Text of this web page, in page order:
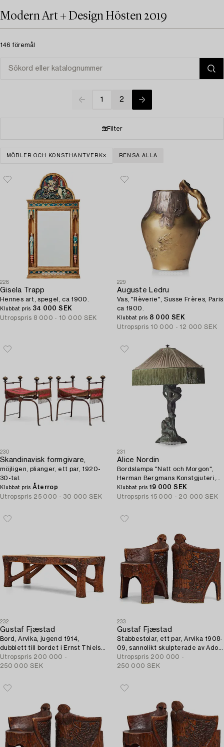
Modern Art + Design Hösten 2019
146 föremål
1 2
Filter
MÖBLER OCH KONSTHANTVERK RENSA ALLA
228
Gisela Trapp
Hennes art, spegel, ca 1900.
Klubbat pris 34 000 SEK
Utropspris 8 000 - 10 000 SEK
229
Auguste Ledru
Vas, "Rèverie", Susse Frères, Paris
ca 1900.
Klubbat pris 8 000 SEK
Utropspris 10 000 - 12 000 SEK
230
Skandinavisk formgivare,
möjligen, plianger, ett par, 1920-
30-tal.
Klubbat pris Återrop
Utropspris 25 000 - 30 000 SEK
231
Alice Nordin
Bordslampa "Natt och Morgon",
Herman Bergmans Konstgjuteri,
Stockholm, jugend, 1900-talets
början.
Klubbat pris 19 000 SEK
Utropspris 15 000 - 20 000 SEK
232
Gustaf Fjæstad
Bord, Arvika, jugend 1914,
dubblett till bordet i Ernst Thiels
samling, Theilska Galleriet,
Stockholm.
Utropspris 200 000 -
250 000 SEK
233
Gustaf Fjæstad
Stabbestolar, ett par, Arvika 1908-
09, sannolikt skulpterade av Adolf
Swanson, Ola Eriksson samt.
Utropspris 200 000 -
250 000 SEK